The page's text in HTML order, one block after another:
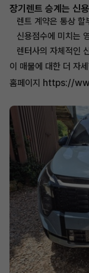
장기렌트 승계는 신
렌트 계약은 통상 할
신용점수에 미치는
렌터사의 자체적인
이 매물에 대한 더 자
홈페이지 https://